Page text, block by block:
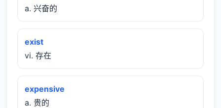
a. 兴奋的
exist
vi. 存在
expensive
a. 贵的